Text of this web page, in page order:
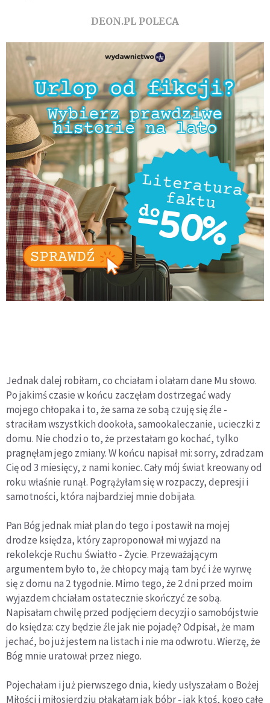
DEON.PL POLECA
Jednak dalej robiłam, co chciałam i olałam dane Mu słowo.
Po jakimś czasie w końcu zaczęłam dostrzegać wady
mojego chłopaka i to, że sama ze sobą czuję się źle -
straciłam wszystkich dookoła, samookaleczanie, ucieczki z
domu. Nie chodzi o to, że przestałam go kochać, tylko
pragnęłam jego zmiany. W końcu napisał mi: sorry, zdradzam
Cię od 3 miesięcy, z nami koniec. Cały mój świat kreowany od
roku właśnie runął. Pogrążyłam się w rozpaczy, depresji i
samotności, która najbardziej mnie dobijała.
Pan Bóg jednak miał plan do tego i postawił na mojej
drodze księdza, który zaproponował mi wyjazd na
rekolekcje Ruchu Światło - Życie. Przeważającym
argumentem było to, że chłopcy mają tam być i że wyrwę
się z domu na 2 tygodnie. Mimo tego, że 2 dni przed moim
wyjazdem chciałam ostatecznie skończyć ze sobą.
Napisałam chwilę przed podjęciem decyzji o samobójstwie
do księdza: czy będzie źle jak nie pojadę?Odpisał, że mam
jechać, bo już jestem na listach i nie ma odwrotu. Wierzę, że
Bóg mnie uratował przez niego.
Pojechałam i już pierwszego dnia, kiedy usłyszałam o Bożej
Miłości i miłosierdziu płakałam jak bóbr - jak ktoś, kogo całe